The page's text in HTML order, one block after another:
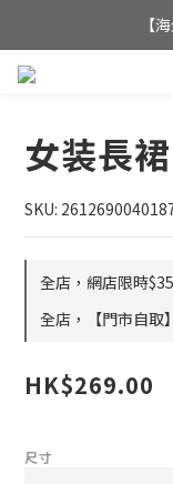
全店 【
女装長裙
SKU:
全店，網店限時
全店，【門市自取
HK$269.00
尺寸